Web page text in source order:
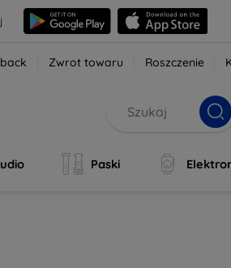
Zwrot towaru Roszczenie
Paski